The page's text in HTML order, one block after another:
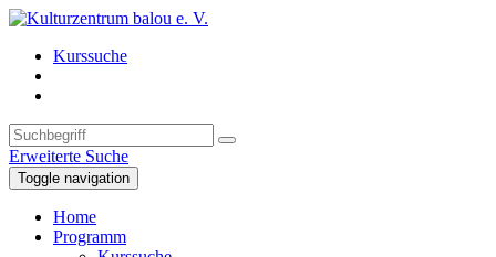
Kurssuche
Erweiterte Suche
Toggle navigation
Home
Programm